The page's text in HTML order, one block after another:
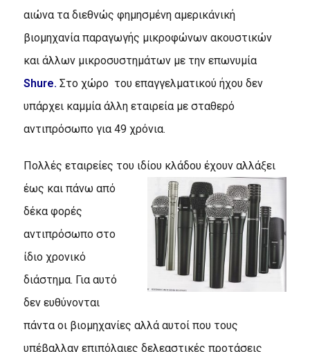
αιώνα τα διεθνώς φημησμένη αμερικάνική
βιομηχανία παραγωγής μικροφώνων ακουστικών
και άλλων μικροσυστημάτων με την επωνυμία
Shure. Στο χώρο του επαγγελματικού ήχου δεν
υπάρχει καμμία άλλη εταιρεία με σταθερό
αντιπρόσωπο για 49 χρόνια.
Πολλές εταιρείες του ιδίου κλάδου έχουν αλλάξει
έως και πάνω από
δέκα φορές
αντιπρόσωπο στο
ίδιο χρονικό
διάστημα. Για αυτό
δεν ευθύνονται
πάντα οι βιομηχανίες αλλά αυτοί που τους
υπέβαλλαν επιπόλαιες δελεαστικές προτάσεις